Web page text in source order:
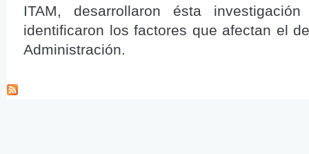
ITAM, desarrollaron ésta
identificaron los factores que afectan el
Administración.